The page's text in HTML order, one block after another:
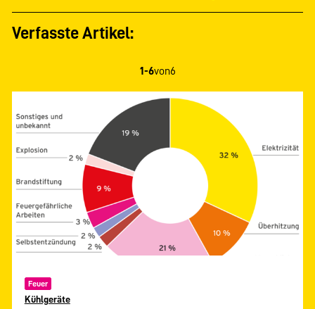
Verfasste Artikel:
1-6von6
Feuer
Kühlgeräte